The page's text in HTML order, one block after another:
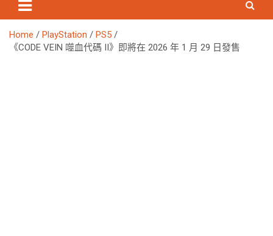
Home PlayStation
PS5
《CODE VEIN 噬血代碼 II》即將在 2026 年 1 月 29 日發售